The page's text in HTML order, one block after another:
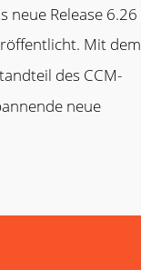
neue Release 6.26
Mit dem
des CCM-
neue